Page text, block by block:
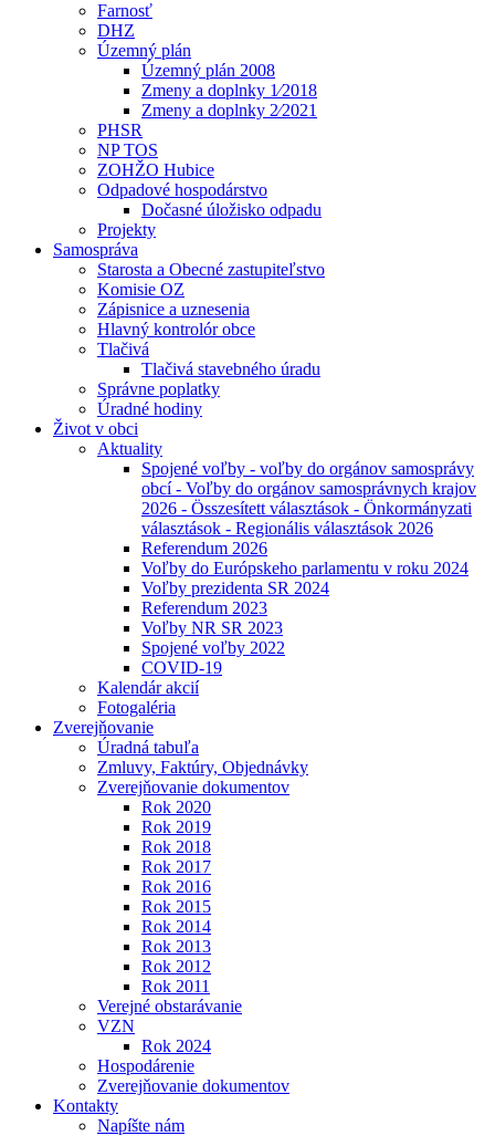
Farnosť
DHZ
Územný plán
Územný plán 2008
Zmeny a doplnky 1⁄2018
Zmeny a doplnky 2⁄2021
PHSR
NP TOS
ZOHŽO Hubice
Odpadové hospodárstvo
Dočasné úložisko odpadu
Projekty
Samospráva
Starosta a Obecné zastupiteľstvo
Komisie OZ
Zápisnice a uznesenia
Hlavný kontrolór obce
Tlačivá
Tlačivá stavebného úradu
Správne poplatky
Úradné hodiny
Život v obci
Aktuality
Spojené voľby - voľby do orgánov samosprávy
obcí - Voľby do orgánov samosprávnych krajov
2026 - Összesített választások - Önkormányzati
választások - Regionális választások 2026
Referendum 2026
Voľby do Európskeho parlamentu v roku 2024
Voľby prezidenta SR 2024
Referendum 2023
Voľby NR SR 2023
Spojené voľby 2022
COVID-19
Kalendár akcií
Fotogaléria
Zverejňovanie
Úradná tabuľa
Zmluvy, Faktúry, Objednávky
Zverejňovanie dokumentov
Rok 2020
Rok 2019
Rok 2018
Rok 2017
Rok 2016
Rok 2015
Rok 2014
Rok 2013
Rok 2012
Rok 2011
Verejné obstarávanie
VZN
Rok 2024
Hospodárenie
Zverejňovanie dokumentov
Kontakty
Napíšte nám